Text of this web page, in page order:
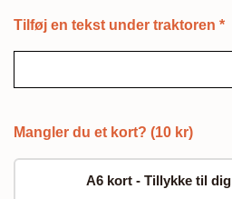
Tilføj en tekst under traktoren *
Mangler du et kort? (10 kr)
A6 kort - Tillykke til dig